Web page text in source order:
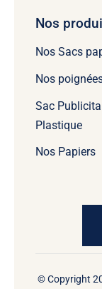
Nos
Nos Sacs
Nos
Sac
Plastique
Nos Papiers
© Copyright